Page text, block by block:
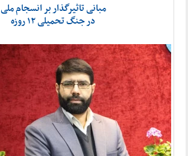
مبانی تاثیرگذار بر انسجام ملی
در جنگ تحمیلی ۱۲ روزه